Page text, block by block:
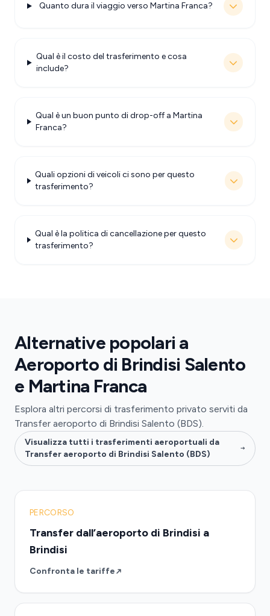
Quanto dura il viaggio verso Martina Franca?
Qual è il costo del trasferimento e cosa
include?
Qual è un buon punto di drop-off a Martina
Franca?
Quali opzioni di veicoli ci sono per questo
trasferimento?
Qual è la politica di cancellazione per questo
trasferimento?
Alternative popolari a
Aeroporto di Brindisi Salento
e Martina Franca
Esplora altri percorsi di trasferimento privato serviti da
Transfer aeroporto di Brindisi Salento (BDS).
Visualizza tutti i trasferimenti aeroportuali da
Transfer aeroporto di Brindisi Salento (BDS)
PERCORSO
Transfer dall’aeroporto di Brindisi a
Brindisi
Confronta le tariffe